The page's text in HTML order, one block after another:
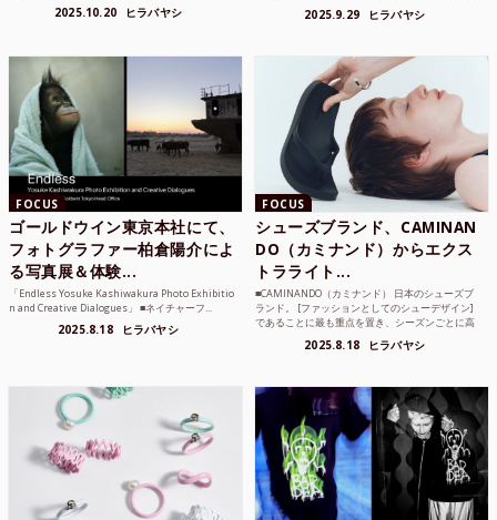
2025.10.20 ヒラバヤシ 2025.9.29 ヒラバヤシ
FOCUS
ゴールドウイン東京本社にて、
フォトグラファー柏倉陽介によ
る写真展＆体験...
「Endless Yosuke Kashiwakura Photo Exhibitio
n and Creative Dialogues」 ■ネイチャーフ...
2025.8.18 ヒラバヤシ
FOCUS
シューズブランド、CAMINAN
DO（カミナンド）からエクス
トラライト...
■CAMINANDO（カミナンド） 日本のシューズブ
ランド。 [ファッションとしてのシューデザイン]
であることに最も重点を置き、シーズンごとに高
2025.8.18 ヒラバヤシ